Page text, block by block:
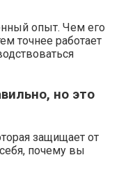
опыт. Чем его
точнее работает
но это
защищает от
почему вы